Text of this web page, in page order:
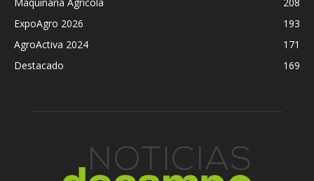
Maquinaria Agrícola
208
ExpoAgro 2026
193
AgroActiva 2024
171
Destacado
169